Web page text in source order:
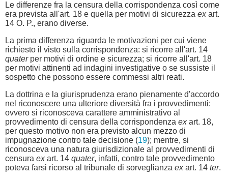
Le differenze fra la censura della corrispondenza così come
era prevista all'art. 18 e quella per motivi di sicurezza exart.
14 O. P., erano diverse.
La prima differenza riguarda le motivazioni per cui viene
richiesto il visto sulla corrispondenza: si ricorre all'art. 14
quaterper motivi di ordine e sicurezza; si ricorre all'art. 18
per motivi attinenti ad indagini investigative o se sussiste il
sospetto che possono essere commessi altri reati.
La dottrina e la giurisprudenza erano pienamente d'accordo
nel riconoscere una ulteriore diversità fra i provvedimenti:
ovvero si riconosceva carattere amministrativo al
provvedimento di censura della corrispondenza exart. 18,
per questo motivo non era previsto alcun mezzo di
impugnazione contro tale decisione (19); mentre, si
riconosceva una natura giurisdizionale al provvedimenti di
censura exart. 14 quater, infatti, contro tale provvedimento
poteva farsi ricorso al tribunale di sorveglianza exart. 14 ter.